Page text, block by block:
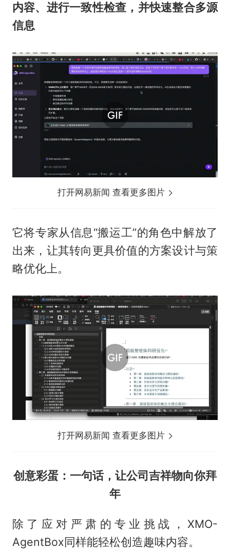
内容、进行一致性检查，并快速整合多源
信息
打开网易新闻 查看更多图片
它将专家从信息“搬运工”的角色中解放了
出来，让其转向更具价值的方案设计与策
略优化上。
打开网易新闻 查看更多图片
创意彩蛋：一句话，让公司吉祥物向你拜
年
除了应对严肃的专业挑战，XMO-
AgentBox同样能轻松创造趣味内容。